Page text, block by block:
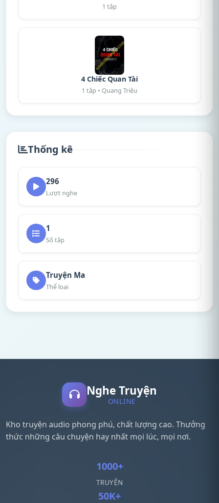
1 tập
4 Chiếc Quan Tài
1 tập • Quang Triệu
Thống kê
296
Lượt nghe
1
Số tập
Truyện Ma
Thể loại
Nghe Truyện
ONLINE
Kho truyện audio phong phú, chất lượng cao. Thưởng
thức những câu chuyện hay nhất mọi lúc, mọi nơi.
1000+
TRUYỆN
50K+